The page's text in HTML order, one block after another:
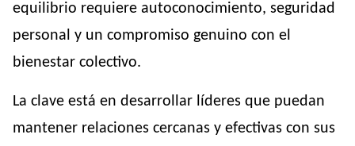
equilibrio requiere autoconocimiento, seguridad
personal y un compromiso genuino con el
bienestar colectivo.
La clave está en desarrollar líderes que puedan
mantener relaciones cercanas y efectivas con sus